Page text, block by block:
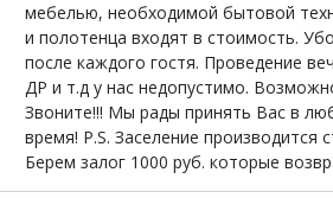
мебелью, необходимой бытовой
и полотенца входят в стоимость.
после каждого гостя. Проведение
ДР и т.д у нас недопустимо.
Звоните!!! Мы рады принять Вас в
время! P.S. Заселение производится
Берем залог 1000 руб. которые